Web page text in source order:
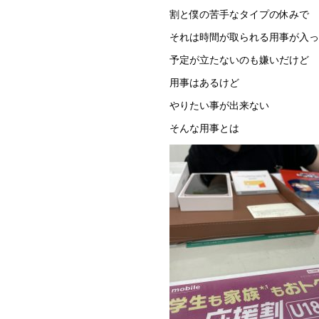
割と僕の苦手なタイプの休みで
それは時間が取られる用事が入
予定が立たないのも嫌いだけど
用事はあるけど
やりたい事が出来ない
そんな用事とは